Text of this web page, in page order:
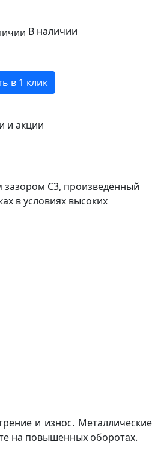
В наличии
в 1 клик
и акции
C3, произведённый
в условиях высоких
и износ. Металлические
на повышенных оборотах.